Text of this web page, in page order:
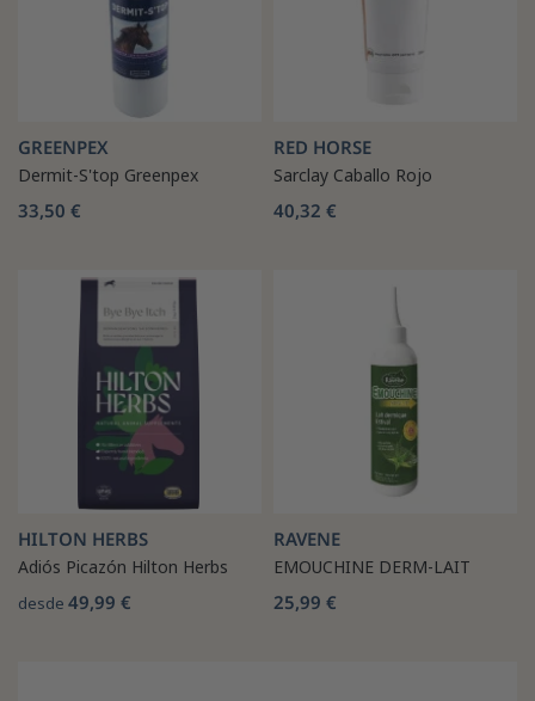
GREENPEX
Dermit-S'top Greenpex
33,50 €
RED HORSE
Sarclay Caballo Rojo
40,32 €
HILTON HERBS
Adiós Picazón Hilton Herbs
desde 49,99 €
RAVENE
EMOUCHINE DERM-LAIT
25,99 €